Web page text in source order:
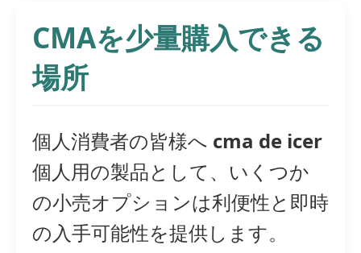
CMAを少量購入できる
場所
個人消費者の皆様へ cma de icer
個人用の製品として、いくつか
の小売オプションは利便性と即時
の入手可能性を提供します。